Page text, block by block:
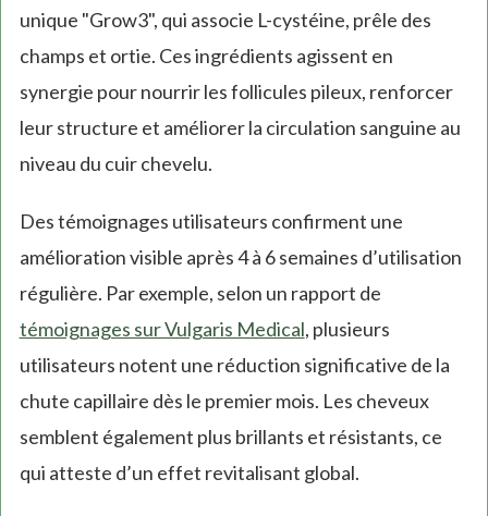
unique "Grow3", qui associe L-cystéine, prêle des
champs et ortie. Ces ingrédients agissent en
synergie pour nourrir les follicules pileux, renforcer
leur structure et améliorer la circulation sanguine au
niveau du cuir chevelu.
Des témoignages utilisateurs confirment une
amélioration visible après 4 à 6 semaines d’utilisation
régulière. Par exemple, selon un rapport de
témoignages sur Vulgaris Medical, plusieurs
utilisateurs notent une réduction significative de la
chute capillaire dès le premier mois. Les cheveux
semblent également plus brillants et résistants, ce
qui atteste d’un effet revitalisant global.